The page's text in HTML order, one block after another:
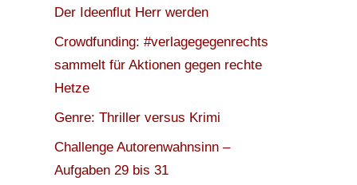
Der Ideenflut Herr werden
Crowdfunding: #verlagegegenrechts
sammelt für Aktionen gegen rechte
Hetze
Genre: Thriller versus Krimi
Challenge Autorenwahnsinn –
Aufgaben 29 bis 31